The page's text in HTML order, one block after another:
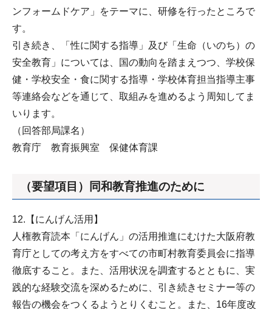
ンフォームドケア」をテーマに、研修を行ったところで
す。
引き続き、「性に関する指導」及び「生命（いのち）の
安全教育」については、国の動向を踏まえつつ、学校保
健・学校安全・食に関する指導・学校体育担当指導主事
等連絡会などを通じて、取組みを進めるよう周知してま
いります。
（回答部局課名）
教育庁 教育振興室 保健体育課
（要望項目）同和教育推進のために
12.【にんげん活用】
人権教育読本「にんげん」の活用推進にむけた大阪府教
育庁としての考え方をすべての市町村教育委員会に指導
徹底すること。また、活用状況を調査するとともに、実
践的な経験交流を深めるために、引き続きセミナー等の
報告の機会をつくるようとりくむこと。また、16年度改